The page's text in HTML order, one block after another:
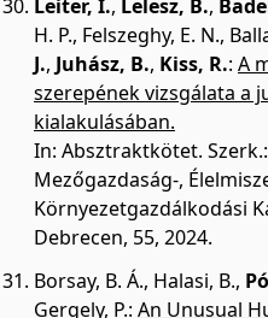
Leiter, I., Lelesz, B.,
H. P., Felszeghy, E. N.,
J., Juhász, B., Kiss, R.: A
szerepének vizsgálata a
kialakulásában.
In: Absztraktkötet.
Mezőgazdaság-,
Környezetgazdálkodási
Debrecen, 55, 2024.
Borsay, B. Á., Halasi, B.,
Gergely, P.: An Unusual